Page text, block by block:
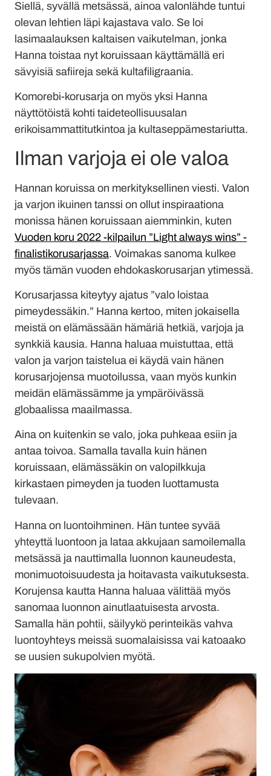
Siellä, syvällä metsässä, ainoa valonlähde tuntui
olevan lehtien läpi kajastava valo. Se loi
lasimaalauksen kaltaisen vaikutelman, jonka
Hanna toistaa nyt koruissaan käyttämällä eri
sävyisiä safiireja sekä kultafiligraania.
Komorebi-korusarja on myös yksi Hanna
näyttötöistä kohti taideteollisuusalan
erikoisammattitutkintoa ja kultaseppämestariutta.
Ilman varjoja ei ole valoa
Hannan koruissa on merkityksellinen viesti. Valon
ja varjon ikuinen tanssi on ollut inspiraationa
monissa hänen koruissaan aiemminkin, kuten
Vuoden koru 2022 -kilpailun ”Light always wins” -
finalistikorusarjassa. Voimakas sanoma kulkee
myös tämän vuoden ehdokaskorusarjan ytimessä.
Korusarjassa kiteytyy ajatus ”valo loistaa
pimeydessäkin.” Hanna kertoo, miten jokaisella
meistä on elämässään hämäriä hetkiä, varjoja ja
synkkiä kausia. Hanna haluaa muistuttaa, että
valon ja varjon taistelua ei käydä vain hänen
korusarjojensa muotoilussa, vaan myös kunkin
meidän elämässämme ja ympäröivässä
globaalissa maailmassa.
Aina on kuitenkin se valo, joka puhkeaa esiin ja
antaa toivoa. Samalla tavalla kuin hänen
koruissaan, elämässäkin on valopilkkuja
kirkastaen pimeyden ja tuoden luottamusta
tulevaan.
Hanna on luontoihminen. Hän tuntee syvää
yhteyttä luontoon ja lataa akkujaan samoilemalla
metsässä ja nauttimalla luonnon kauneudesta,
monimuotoisuudesta ja hoitavasta vaikutuksesta.
Korujensa kautta Hanna haluaa välittää myös
sanomaa luonnon ainutlaatuisesta arvosta.
Samalla hän pohtii, säilyykö perinteikäs vahva
luontoyhteys meissä suomalaisissa vai katoaako
se uusien sukupolvien myötä.